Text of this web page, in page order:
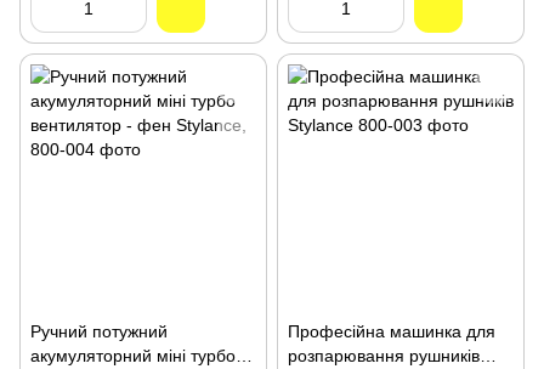
Ручний потужний
акумуляторний міні турбо
Професійна машинка для
розпарювання рушників